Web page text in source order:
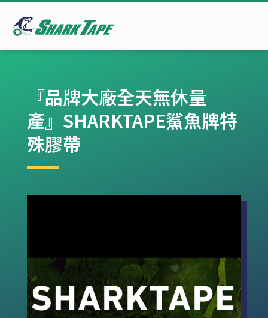
『品牌大廠全天無休量
產』SHARKTAPE鯊魚牌特
殊膠帶